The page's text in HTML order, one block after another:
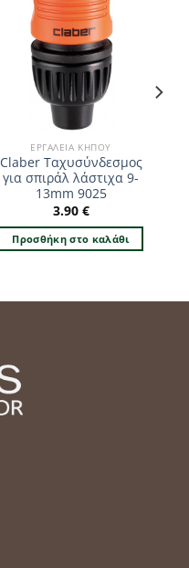
ΕΡΓΑΛΕΊΑ ΚΉΠΟΥ
Claber Ταχυσύνδεσμος
για σπιράλ λάστιχα 9-
13mm 9025
3.90 €
Προσθήκη στο καλάθι